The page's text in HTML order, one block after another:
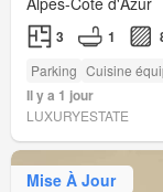
3 1
Parking Cuisine
Il y a 1 jour
LUXURYESTATE
Mise À Jour